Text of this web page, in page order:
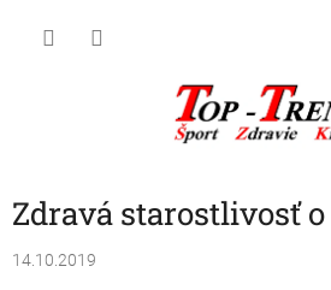
Zdravá starostlivosť
14.10.2019